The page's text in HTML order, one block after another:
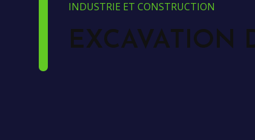
INDUSTRIE ET CONSTRUCTION
EXCAVATION